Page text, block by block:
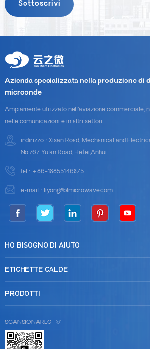
Azienda specializzata nella produzione di
microonde
Ampiamente utilizzato nell'aviazione commerciale,
nelle comunicazioni e in altri settori.
indirizzo : Xisan Road, Mechanical and
No.767 Yulan Road, Hefei,Anhui.
tel : +86-18855146875
e-mail : liyong@blmicrowave.com
HO BISOGNO DI AIUTO
ETICHETTE CALDE
PRODOTTI
SCANSIONARLO